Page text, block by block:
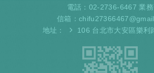
電話： 02-2736-6467 業
信箱：
地址：
106 台北市大安區樂利